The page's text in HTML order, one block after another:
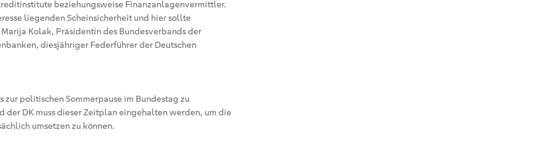
beziehungsweise Finanzanlagenvermittler.
liegenden Scheinsicherheit und hier sollte
Kolak, Präsidentin des Bundesverbands der
diesjähriger Federführer der Deutschen
zur politischen Sommerpause im Bundestag zu
der DK muss dieser Zeitplan eingehalten werden, um die
umsetzen zu können.